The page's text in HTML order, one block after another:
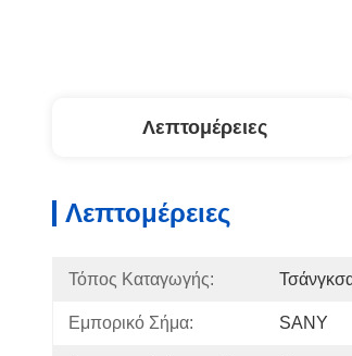
Λεπτομέρειες
Λεπτομέρειες
Τόπος Καταγωγής:
Εμπορικό Σήμα: SANY